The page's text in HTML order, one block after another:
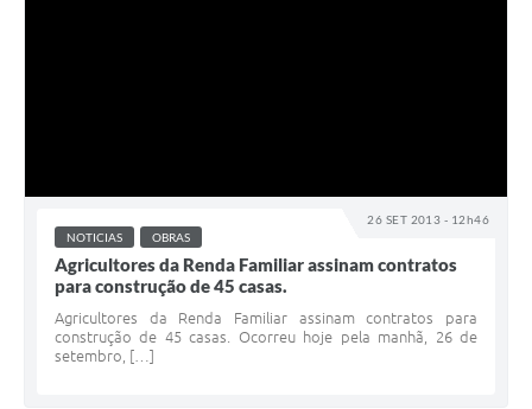
26 SET 2013 - 12h46
NOTICIAS OBRAS
Agricultores da Renda Familiar assinam contratos
para construção de 45 casas.
Agricultores da Renda Familiar assinam contratos para
construção de 45 casas. Ocorreu hoje pela manhã, 26 de
setembro, […]